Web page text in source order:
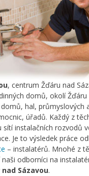
, centrum Žďáru nad
domů, okolí
hal, průmyslových
úřadů. Každý z
instalačních rozvodů
Je to výsledek práce
– instalatérů. Mnohé z
odborníci na
Sázavou.